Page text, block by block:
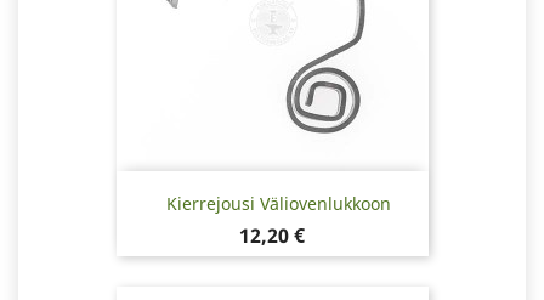
Kierrejousi Väliovenlukkoon
Hinta
12,20 €